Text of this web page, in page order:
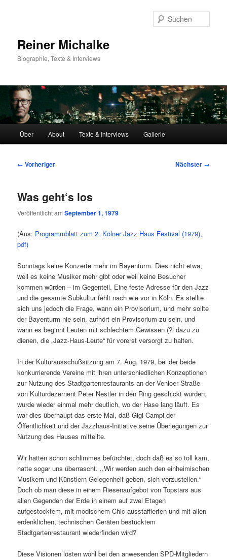
Reiner Michalke
Biographie, Texte & Interviews
Hauptmenü
Über About Texte & Interviews Gallerie
Beitragsnavigation
← Vorheriger Nächster →
Was geht‘s los
Veröffentlicht amSeptember 1, 1979
(Aus: Programmblatt zum 2. Kölner Jazz Haus Festival (1979),
pdf)
Sonntags keine Konzerte mehr im Bayenturm. Dies nicht etwa,
weil es keine Musiker mehr gibt oder weil keine Besucher
kommen würden – im Gegenteil. Eine feste Adresse für den Jazz
und die gesamte Subkultur fehlt nach wie vor in Köln. Es stellte
sich uns jedoch die Frage, wann ein Provisorium, und mehr sollte
der Bayenturm nie sein, aufhört ein Provisorium zu sein, und
wann es beginnt Leuten mit schlechtem Gewissen (?l dazu zu
dienen, die „Jazz-Haus-Leute“ für vorerst versorgt zu halten.
In der Kulturausschußsitzung am 7. Aug, 1979, bei der beide
konkurrierende Vereine mit ihren unterschiedlichen Konzeptionen
zur Nutzung des Stadtgartenrestaurants an der Venloer Straße
von Kulturdezernent Peter Nestler in den Ring geschickt wurden,
wurde wieder einmal mehr deutlich, wo der Hase lang läuft. Es
war dies überhaupt das erste Mal, daß Gigi Campi der
Öffentlichkeit und der Jazzhaus-Initiative seine Überlegungen zur
Nutzung des Hauses mitteilte.
Wir hatten schon schlimmes befürchtet, doch daß es so toll kam,
hatte sogar uns überrascht. ,,Wir werden auch den einheimischen
Musikern und Künstlern Gelegenheit geben, sich vorzustellen.“
Doch ob man diese in einem Riesenaufgebot von Topstars aus
allen Gegenden der Erde in einem auf zwei Etagen
aufgestocktem, mit modischem Chic ausstaffierten und mit allen
erdenklichen, technischen Geräten bestücktem
Stadtgartenrestaurant wiederfinden wird?
Diese Visionen lösten wohl bei den anwesenden SPD-Mitgliedern